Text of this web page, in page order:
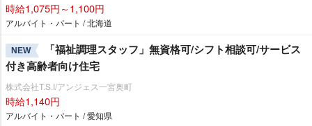
時給1,075円～1,100円
アルバイト・パート / 北海道
NEW
「福祉調理スタッフ」無資格可/シフト相談可/サービス
付き高齢者向け住宅
株式会社T.S.I/アンジェス一宮奥町
時給1,140円
アルバイト・パート / 愛知県